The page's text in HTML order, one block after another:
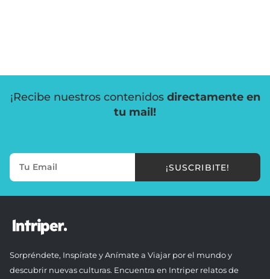
¡Recibe nuestros contenidos directamente en
tu mail!
¡SUSCRIBITE!
Sorpréndete, Inspírate y Anímate a Viajar por el mundo y
descubrir nuevas culturas. Encuentra en Intriper relatos de